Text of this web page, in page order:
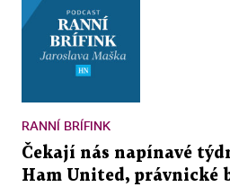
RANNÍ BRÍFINK
Čekají nás napínavé
Ham United, právnické